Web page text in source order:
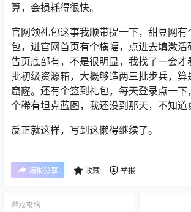
算，会损耗得很快。
官网领礼包这事我顺带提一下，甜豆网有
包，进官网首页有个横幅，点进去填激活
告页底部有，不是很明显，我找了一会
批初级资源箱，大概够造两三批步兵，算
窟窿。还有个签到礼包，每天登录点一下
个稀有坦克蓝图，我还没到那天，不知道
反正就这样，写到这懒得继续了。
海报分享 收藏 举报
游戏攻略